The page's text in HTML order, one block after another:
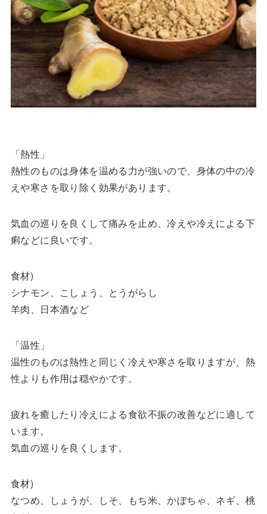
「熱性」
熱性のものは身体を温める力が強いので、身体の中の冷
えや寒さを取り除く効果があります。
気血の巡りを良くして痛みを止め、冷えや冷えによる下
痢などに良いです。
食材)
シナモン、こしょう、とうがらし
羊肉、日本酒など
「温性」
温性のものは熱性と同じく冷えや寒さを取りますが、熱
性よりも作用は穏やかです。
疲れを癒したり冷えによる食欲不振の改善などに適して
います。
気血の巡りを良くします。
食材)
なつめ、しょうが、しそ、もち米、かぼちゃ、ネギ、桃